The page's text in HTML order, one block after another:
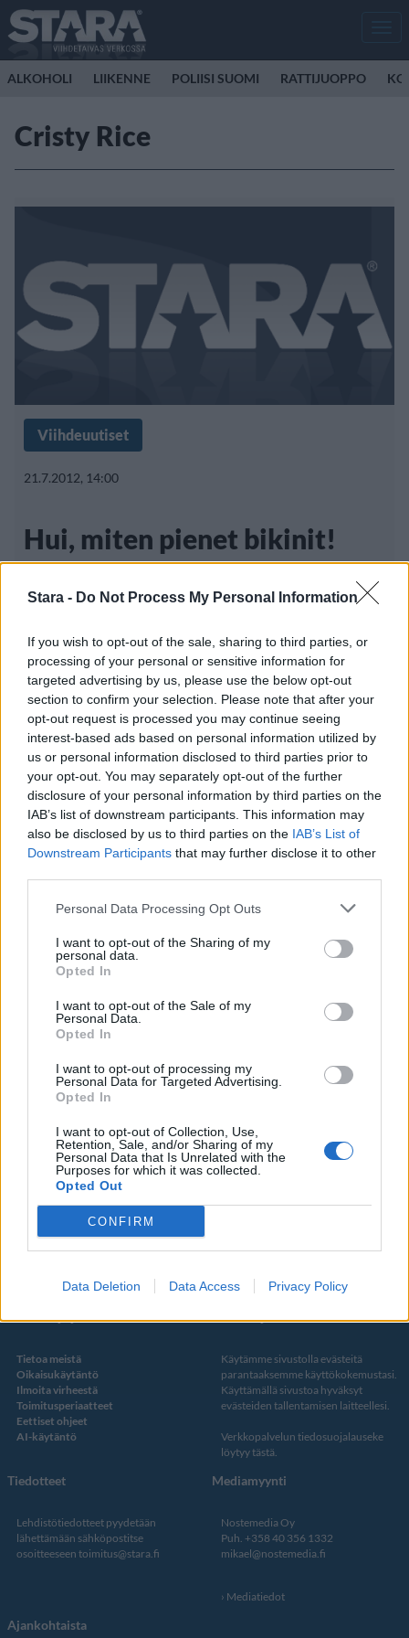
Stara - Do Not Process My Personal Information
If you wish to opt-out of the sale, sharing to third parties, or
processing of your personal or sensitive information for
targeted advertising by us, please use the below opt-out
section to confirm your selection. Please note that after your
opt-out request is processed you may continue seeing
interest-based ads based on personal information utilized by
us or personal information disclosed to third parties prior to
your opt-out. You may separately opt-out of the further
disclosure of your personal information by third parties on the
IAB’s list of downstream participants. This information may
also be disclosed by us to third parties on the IAB’s List of
Downstream Participants that may further disclose it to other
Personal Data Processing Opt Outs
I want to opt-out of the Sharing of my
personal data.
Opted In
I want to opt-out of the Sale of my
Personal Data.
Opted In
I want to opt-out of processing my
Personal Data for Targeted Advertising.
Opted In
I want to opt-out of Collection, Use,
Retention, Sale, and/or Sharing of my
Personal Data that Is Unrelated with the
Purposes for which it was collected.
Opted Out
CONFIRM
Data Deletion Data Access Privacy Policy
ALKOHOLI LIIKENNE POLIISI SUOMI RATTIJUOPPO
Cristy Rice
Viihdeuutiset
21.7.2012, 14:00
Hui, miten pienet bikinit!
Täydelliset naiset -televisiosarja kohtasi jo
loppunsa, mutta aikoinaan sarjan ympärille
Info
Lähetä uutisvinkki
RSS-ohje
Yhteistyössä
Tyyliniekka
Lifestyle
Matkailu
Viihde
Autot
Digi
Some
YouTube
Facebook
Twitter
Kustantaja ja toimitus
Tietoa meistä
Oikaisukäytäntö
Ilmoita virheestä
Toimitusperiaatteet
Eettiset ohjeet
AI-käytäntö
Tietosuojalauseke
Käytämme sivustolla evästeitä
parantaaksemme käyttökokemustasi.
Käyttämällä sivustoa hyväksyt
evästeiden tallentamisen laitteellesi.
Verkkopalvelun tiedosuojalauseke
löytyy tästä
Tiedotteet
Lehdistötiedotteet pyydetään
lähettämään sähköpostitse
osoitteeseen toimitus@stara.fi
Mediamyynti
Nostemedia Oy
Puh. +358 40 356 1332
mikael@nostemedia.fi
Mediatiedot
Ajankohtaista